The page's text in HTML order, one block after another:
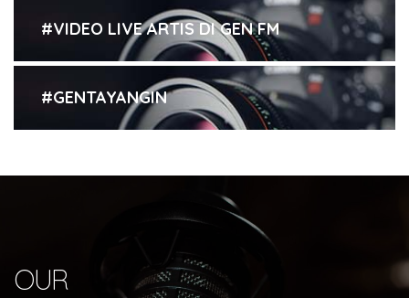
#VIDEO LIVE ARTIS DI GEN FM
#GENTAYANGIN
OUR